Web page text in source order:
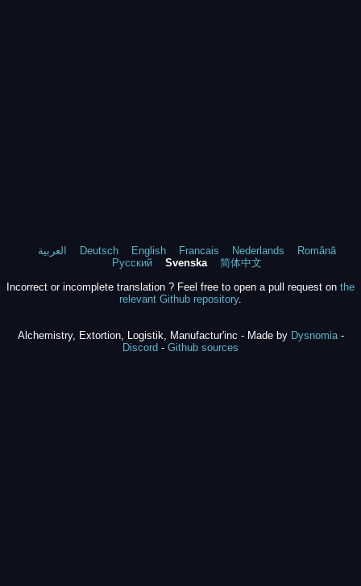
العربية Deutsch English Francais Nederlands
Română
Русский
Svenska
简体中文
Incorrect or incomplete translation ? Feel free to open a pull request on the
relevant Github repository.
Alchemistry, Extortion, Logistik, Manufactur'inc - Made by Dysnomia-
Discord - Github sources